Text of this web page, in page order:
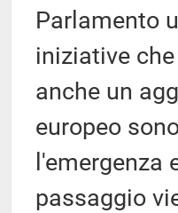
Parlamento
iniziative
anche un
europeo
l'emergenza
passaggio